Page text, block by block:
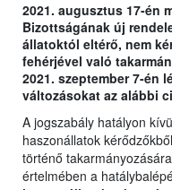
2021. augusztus 17-én
Bizottságának új
állatoktól eltérő, nem
fehérjével való
2021. szeptember 7-én
változásokat az alábbi
A jogszabály hatályon
haszonállatok
történő
értelmében a